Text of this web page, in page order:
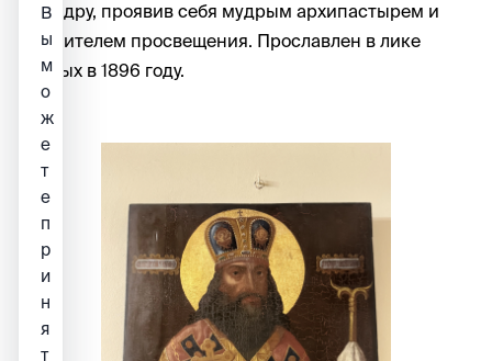
кафедру, проявив себя мудрым архипастырем и
ревнителем просвещения. Прославлен в лике
святых в 1896 году.
В
ы
м
о
ж
е
т
е
п
р
и
н
я
т